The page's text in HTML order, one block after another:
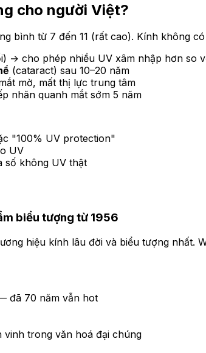
cho người Việt?
bình từ 7 đến 11 (rất cao). Kính không
→ cho phép nhiều UV xâm nhập hơn so
(cataract) sau 10–20 năm
mờ, mất thị lực trung tâm
nhăn quanh mắt sớm 5 năm
"100% UV protection"
UV
số không UV thật
biểu tượng từ 1956
hiệu kính lâu đời và biểu tượng nhất.
đã 70 năm vẫn hot
vinh trong văn hoá đại chúng